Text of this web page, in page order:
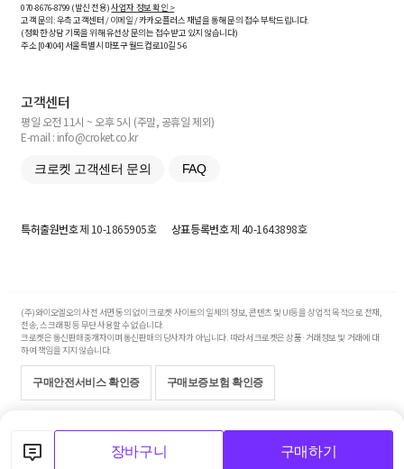
장바구니 구매하기
070-8676-8799 (발신 전용)사업자 정보 확인 >
고객 문의: 우측 고객센터 / 이메일 / 카카오플러스 채널을 통해 문의 접수 부탁드립니다.
(정확한 상담 기록을 위해 유선상 문의는 접수받고 있지 않습니다)
주소 [04004] 서울특별시 마포구 월드컵로10길5-6
고객센터
평일 오전 11시 ~ 오후 5시 (주말, 공휴일 제외)
E-mail : info@croket.co.kr
크로켓 고객센터 문의 FAQ
특허출원번호제 10-1865905호 상표등록번호제 40-1643898호
(주)와이오엘오의 사전 서면 동의 없이 크로켓 사이트의 일체의 정보, 콘텐츠 및 UI등을 상업적 목적으로 전재,
전송, 스크래핑 등 무단 사용할 수 없습니다.
크로켓은 통신판매중개자이며 통신판매의 당사자가 아닙니다. 따라서 크로켓은 상품·거래정보 및 거래에 대
하여 책임을 지지 않습니다.
구매안전서비스 확인증 구매보증보험 확인증